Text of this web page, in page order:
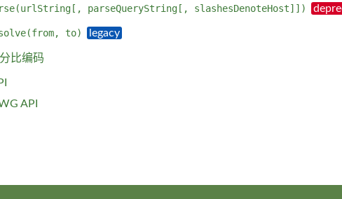
parseQueryString[, slashesDenoteHost]])
to)
比编码
API